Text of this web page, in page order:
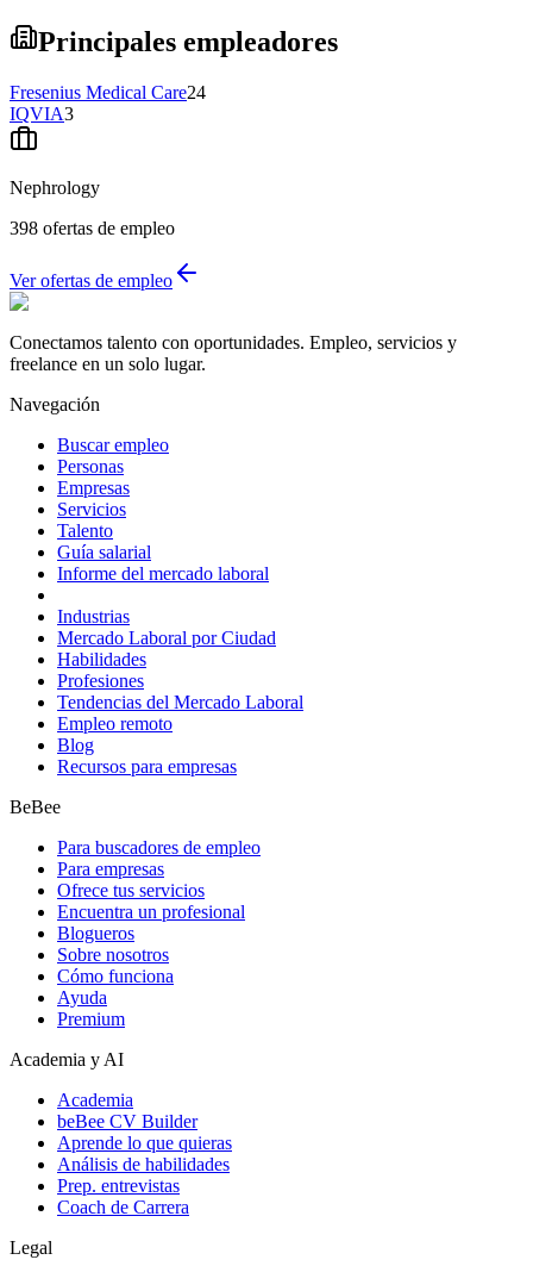
Principales empleadores
Fresenius Medical Care24
IQVIA3
Nephrology
398 ofertas de empleo
Ver ofertas de empleo
Conectamos talento con oportunidades. Empleo, servicios y
freelance en un solo lugar.
Navegación
Buscar empleo
Personas
Empresas
Servicios
Talento
Guía salarial
Informe del mercado laboral
Industrias
Mercado Laboral por Ciudad
Habilidades
Profesiones
Tendencias del Mercado Laboral
Empleo remoto
Blog
Recursos para empresas
BeBee
Para buscadores de empleo
Para empresas
Ofrece tus servicios
Encuentra un profesional
Blogueros
Sobre nosotros
Cómo funciona
Ayuda
Premium
Academia y AI
Academia
beBee CV Builder
Aprende lo que quieras
Análisis de habilidades
Prep. entrevistas
Coach de Carrera
Legal